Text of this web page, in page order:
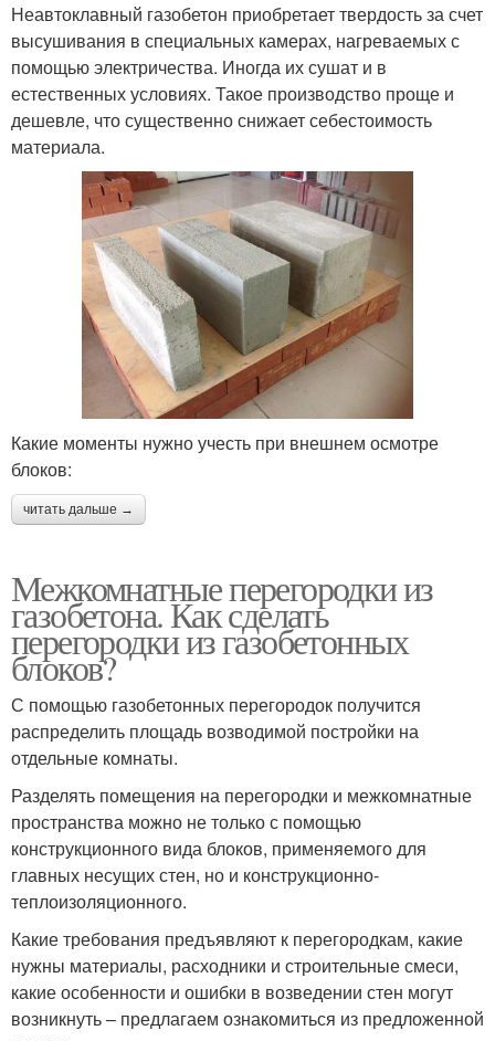
Неавтоклавный газобетон приобретает твердость за счет
высушивания в специальных камерах, нагреваемых с
помощью электричества. Иногда их сушат и в
естественных условиях. Такое производство проще и
дешевле, что существенно снижает себестоимость
материала.
Какие моменты нужно учесть при внешнем осмотре
блоков:
читать дальше →
Межкомнатные перегородки из
газобетона. Как сделать
перегородки из газобетонных
блоков?
С помощью газобетонных перегородок получится
распределить площадь возводимой постройки на
отдельные комнаты.
Разделять помещения на перегородки и межкомнатные
пространства можно не только с помощью
конструкционного вида блоков, применяемого для
главных несущих стен, но и конструкционно-
теплоизоляционного.
Какие требования предъявляют к перегородкам, какие
нужны материалы, расходники и строительные смеси,
какие особенности и ошибки в возведении стен могут
возникнуть – предлагаем ознакомиться из предложенной